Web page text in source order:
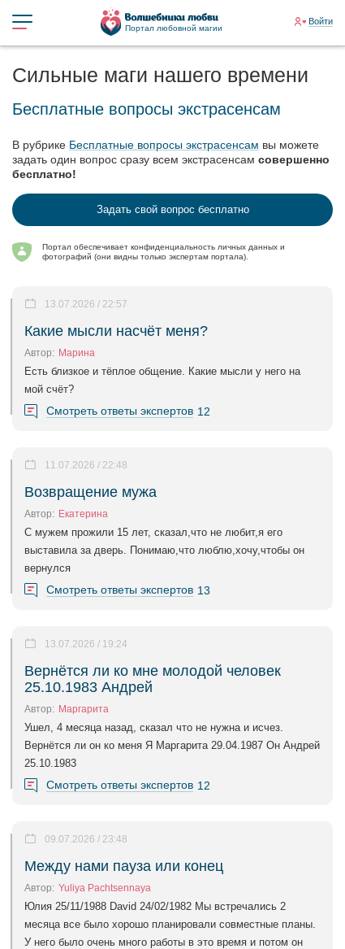
Портал любовной магии
Войти
Сильные маги нашего времени
Бесплатные вопросы экстрасенсам
В рубрике Бесплатные вопросы экстрасенсам вы можете
задать один вопрос сразу всем экстрасенсам совершенно
бесплатно!
Задать свой вопрос бесплатно
Портал обеспечивает конфиденциальность личных данных и
фотографий (они видны только экспертам портала).
Какие мысли насчёт меня?
13.07.2026 / 22:57
Автор: Марина
Есть близкое и тёплое общение. Какие мысли у него на
мой счёт?
Смотреть ответы экспертов 12
Возвращение мужа
11.07.2026 / 22:48
Автор: Екатерина
С мужем прожили 15 лет, сказал,что не любит,я его
выставила за дверь. Понимаю,что люблю,хочу,чтобы он
вернулся
Смотреть ответы экспертов 13
Вернётся ли ко мне молодой человек
25.10.1983 Андрей
13.07.2026 / 19:24
Автор: Маргарита
Ушел, 4 месяца назад, сказал что не нужна и исчез.
Вернётся ли он ко меня Я Маргарита 29.04.1987 Он Андрей
25.10.1983
Смотреть ответы экспертов 12
Между нами пауза или конец
09.07.2026 / 23:48
Автор: Yuliya Pachtsennaya
Юлия 25/11/1988 David 24/02/1982 Мы встречались 2
месяца все было хорошо планировали совместные планы.
У него было очень много работы в это время и потом он